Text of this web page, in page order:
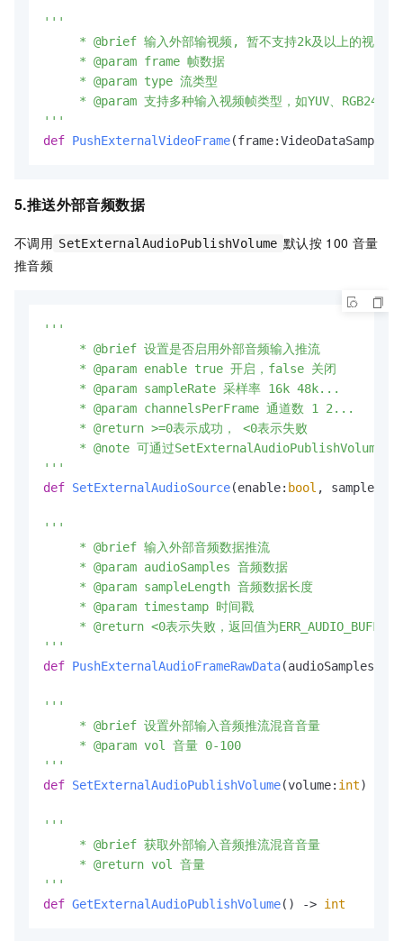
'''
* @brief 输入外部输视频, 暂不支持2k及以上的视频输
     * @param frame 帧数据
     * @param type 流类型
     * @param 支持多种输入视频帧类型，如YUV、RGB24等
'''
def PushExternalVideoFrame(
5.推送外部音频数据
不调用 SetExternalAudioPublishVolume 默认按 100 音量
推音频
'''
     * @brief 设置是否启用外部音频输入推流
     * @param enable true 开启，false 关闭
     * @param sampleRate 采样率 16k 48k...
     * @param channelsPerFrame 通道数 1 2...
     * @return >=0表示成功， <0表示失败
* @note 可通过SetExternalAudioPublishVolume设
'''
def SetExternalAudioSource(enable: bool ,
'''
     * @brief 输入外部音频数据推流
     * @param audioSamples 音频数据
     * @param sampleLength 音频数据长度
     * @param timestamp 时间戳
* @return <0表示失败，返回值为
'''
def PushExternalAudioFrameRawData(audioSamples:
'''
     * @brief 设置外部输入音频推流混音音量
     * @param vol 音量 0-100
'''
def SetExternalAudioPublishVolume(volume: int) ->
'''
     * @brief 获取外部输入音频推流混音音量
     * @return vol 音量
'''
def GetExternalAudioPublishVolume() -> int